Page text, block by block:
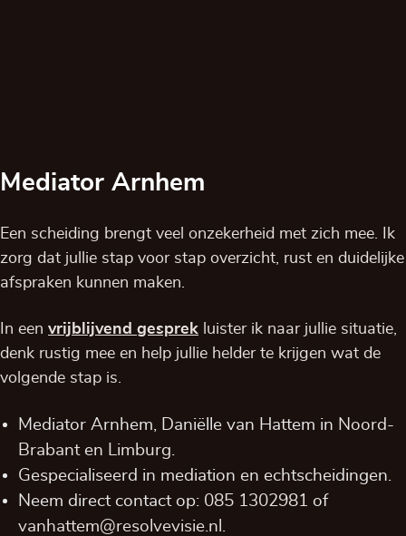
Mediator Arnhem
Een scheiding brengt veel onzekerheid met zich mee. Ik
zorg dat jullie stap voor stap overzicht, rust en duidelijke
afspraken kunnen maken.
In een vrijblijvend gesprek luister ik naar jullie situatie,
denk rustig mee en help jullie helder te krijgen wat de
volgende stap is.
Mediator Arnhem, Daniëlle van Hattem in Noord-
Brabant en Limburg
Gespecialiseerd in mediation en echtscheidingen.
Neem direct contact op: 085 1302981 of
vanhattem@resolvevisie.nl